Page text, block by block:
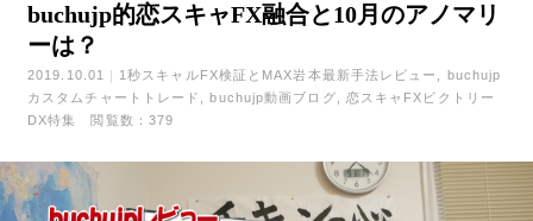
buchujp的恋スキャFX融合と10月のアノマリ
ーは？
2019.10.01 1秒スキャルFX検証とMAX岩本最新手法レビュー
buchujp
カスタムチャートトレード
buchujp動画ブログ
恋スキャFXビクトリー
DX特集
閲覧数：379